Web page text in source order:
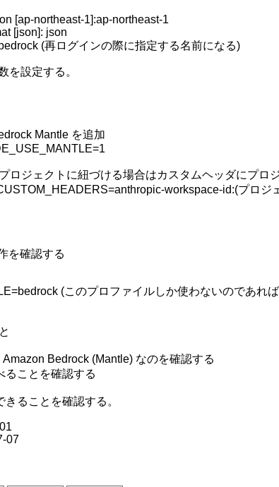
[ap-northeast-1]:ap-northeast-1
[json]: json
を設定する。
Mantle を追加
ロジェクトに紐づける場合はカスタムヘッダにプロ
workspace-id:(プロジ
を確認する
(このプロファイルしか使わないのであれ
Bedrock (Mantle) なのを確認する
ることを確認する
07